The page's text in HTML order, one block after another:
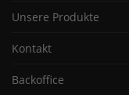
Unsere Produkte
Kontakt
Backoffice